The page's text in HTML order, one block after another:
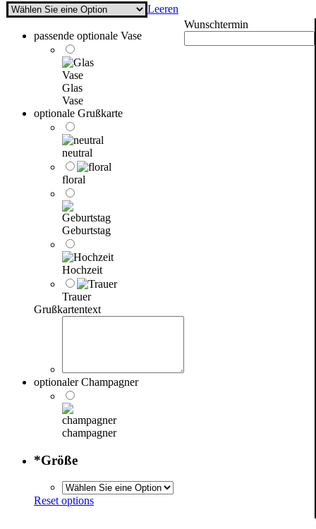
Leeren
passende optionale Vase
Glas
Vase
optionale Grußkarte
neutral
floral
Geburtstag
Hochzeit
Trauer
Grußkartentext
optionaler Champagner
champagner
*Größe
Reset options
Wunschtermin